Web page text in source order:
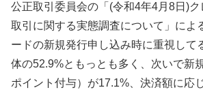
公正取引委員会の「(令和4年4月8日)
取引に関する実態調査について」によ
ードの新規発行申し込み時に重視して
体の52.9%ともっとも多く、次いで新
ポイント付与）が17.1%、決済額に応